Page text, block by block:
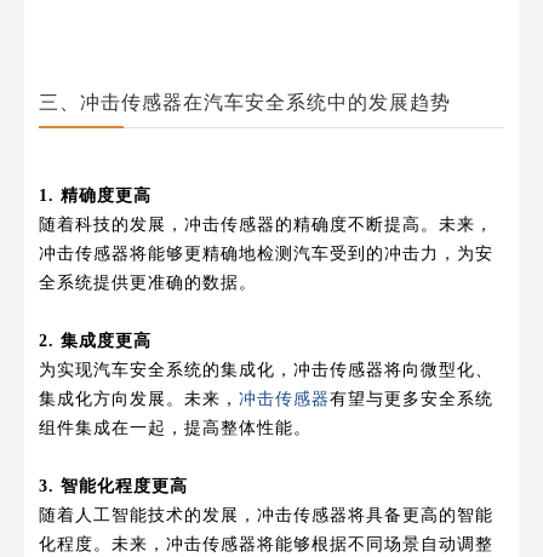
三、冲击传感器在汽车安全系统中的发展趋势
1. 精确度更高
随着科技的发展，冲击传感器的精确度不断提高。未来，
冲击传感器将能够更精确地检测汽车受到的冲击力，为安
全系统提供更准确的数据。
2. 集成度更高
为实现汽车安全系统的集成化，冲击传感器将向微型化、
集成化方向发展。未来， 冲击传感器有望与更多安全系统
组件集成在一起，提高整体性能。
3. 智能化程度更高
随着人工智能技术的发展，冲击传感器将具备更高的智能
化程度。未来，冲击传感器将能够根据不同场景自动调整